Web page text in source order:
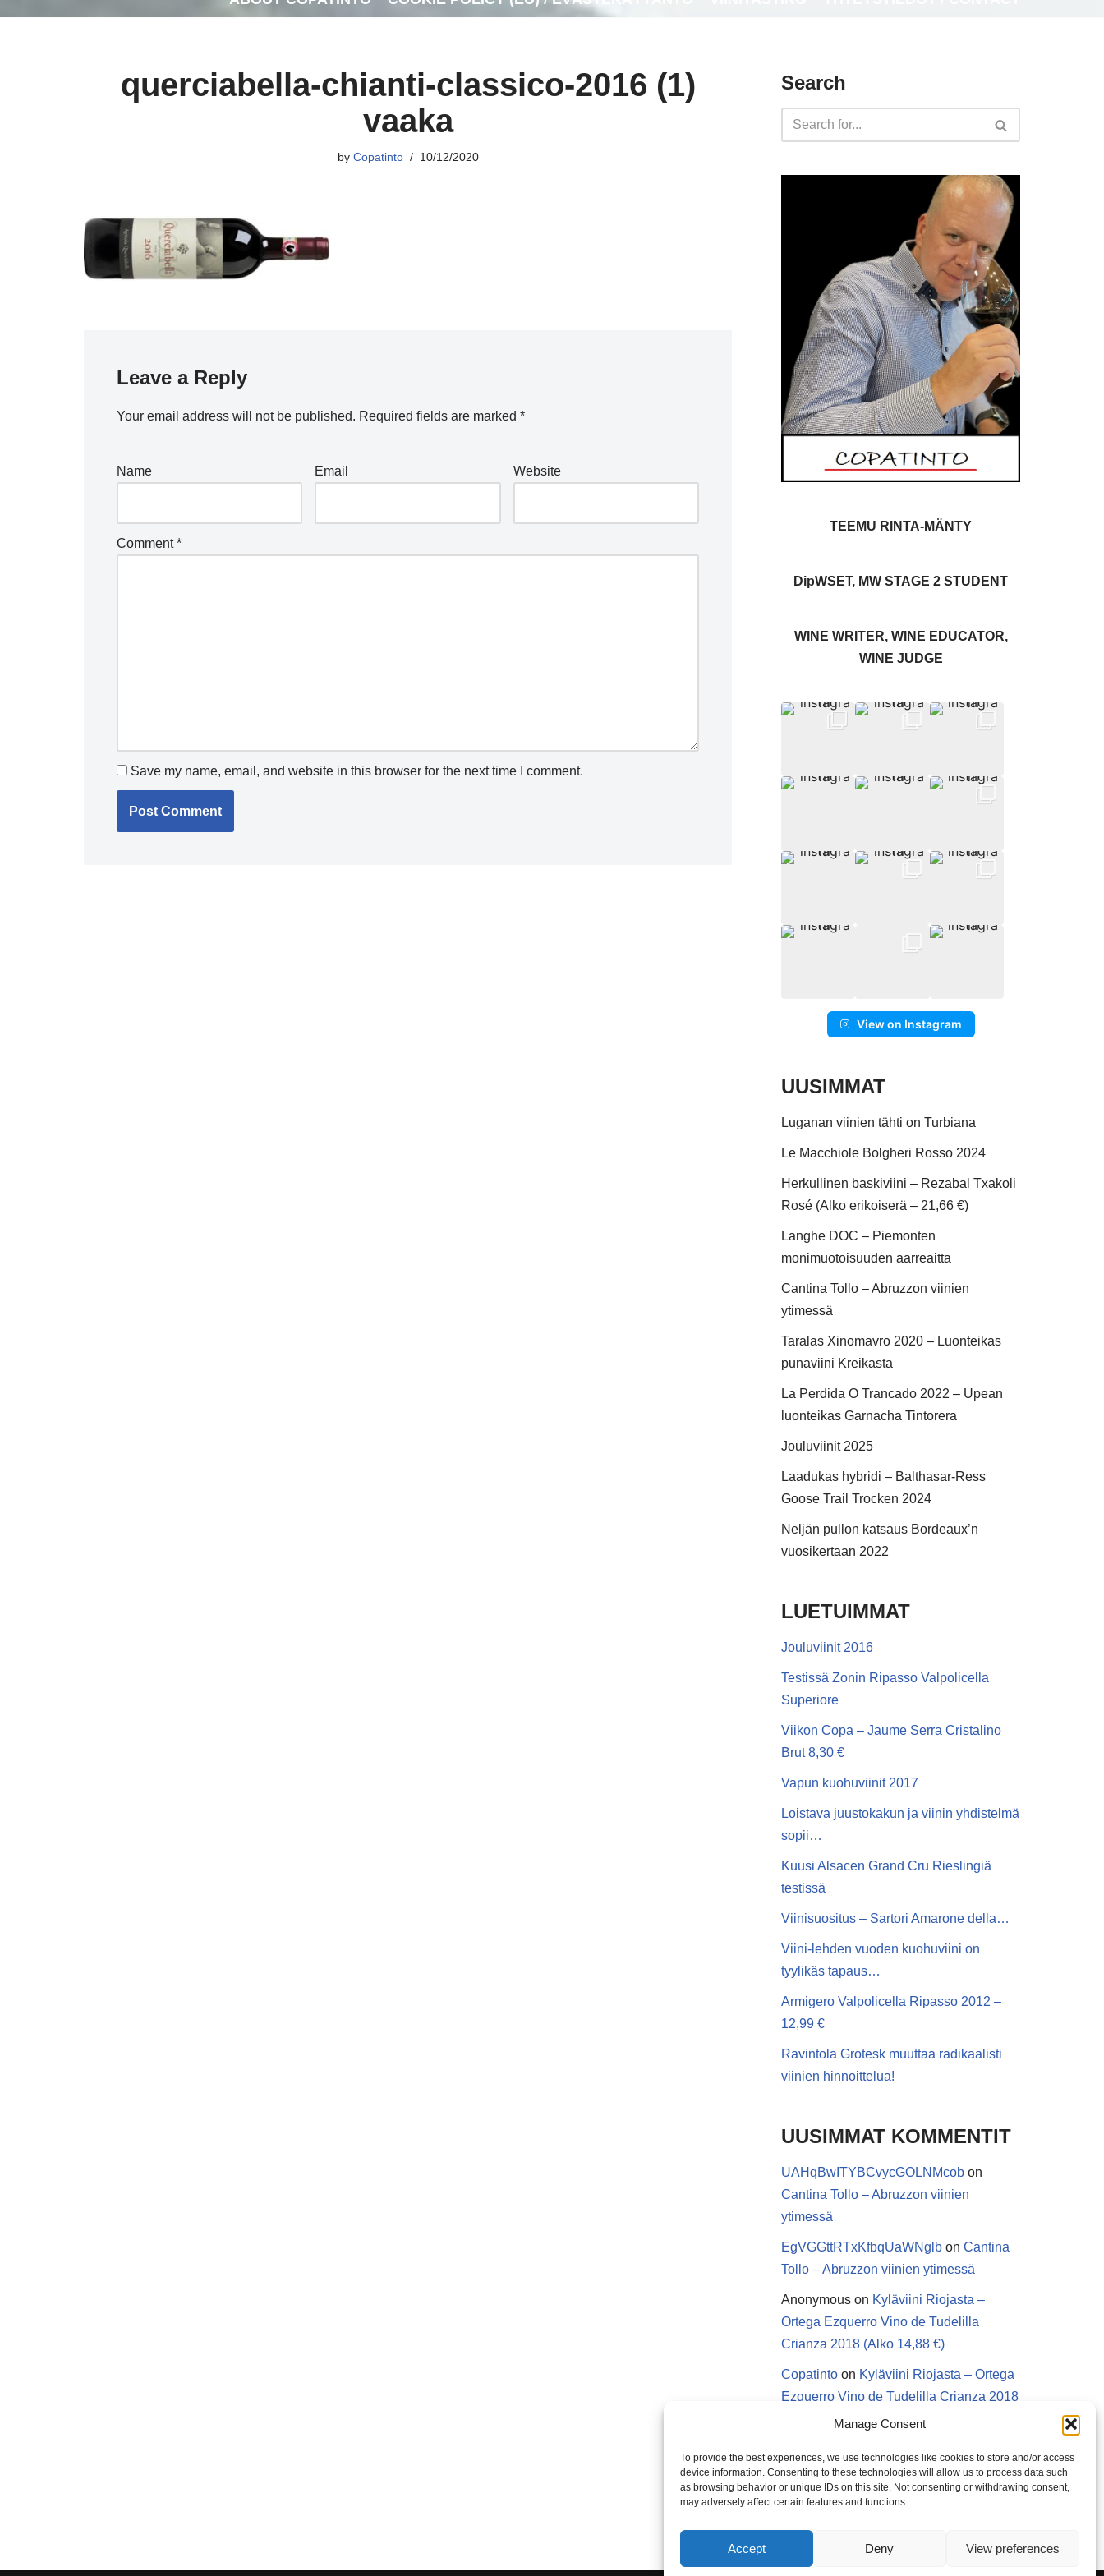
Manage Consent
To provide the best experiences, we use technologies like cookies to store and/or access
device information. Consenting to these technologies will allow us to process data such
as browsing behavior or unique IDs on this site. Not consenting or withdrawing consent,
may adversely affect certain features and functions.
Accept Deny View preferences
querciabella-chianti-classico-2016 (1)
vaaka
by Copatinto 10/12/2020
Leave a Reply
Your email address will not be published. Required fields are marked *
Name Email Website
Comment*
Save my name, email, and website in this browser for the next time I comment.
Search
TEEMU RINTA-MÄNTY
DipWSET, MW STAGE 2 STUDENT
WINE WRITER, WINE EDUCATOR,
WINE JUDGE
View on Instagram
UUSIMMAT
Luganan viinien tähti on Turbiana
Le Macchiole Bolgheri Rosso 2024
Herkullinen baskiviini – Rezabal Txakoli
Rosé (Alko erikoiserä – 21,66 €)
Langhe DOC – Piemonten
monimuotoisuuden aarreaitta
Cantina Tollo – Abruzzon viinien
ytimessä
Taralas Xinomavro 2020 – Luonteikas
punaviini Kreikasta
La Perdida O Trancado 2022 – Upean
luonteikas Garnacha Tintorera
Jouluviinit 2025
Laadukas hybridi – Balthasar-Ress
Goose Trail Trocken 2024
Neljän pullon katsaus Bordeaux’n
vuosikertaan 2022
LUETUIMMAT
Jouluviinit 2016
Testissä Zonin Ripasso Valpolicella
Superiore
Viikon Copa – Jaume Serra Cristalino
Brut 8,30 €
Vapun kuohuviinit 2017
Loistava juustokakun ja viinin yhdistelmä
sopii…
Kuusi Alsacen Grand Cru Rieslingiä
testissä
Viinisuositus – Sartori Amarone della…
Viini-lehden vuoden kuohuviini on
tyylikäs tapaus…
Armigero Valpolicella Ripasso 2012 –
12,99 €
Ravintola Grotesk muuttaa radikaalisti
viinien hinnoittelua!
UUSIMMAT KOMMENTIT
UAHqBwITYBCvycGOLNMcob on
Cantina Tollo – Abruzzon viinien
ytimessä
EgVGGttRTxKfbqUaWNglb on Cantina
Tollo – Abruzzon viinien ytimessä
Anonymous on Kyläviini Riojasta –
Ortega Ezquerro Vino de Tudelilla
Crianza 2018 (Alko 14,88 €)
Copatinto on Kyläviini Riojasta – Ortega
Ezquerro Vino de Tudelilla Crianza 2018
(Alko 14,88 €)
Riojasta – Ortega Ezquerro Vino de
Tudelilla Crianza 2018 (Alko 14,88 €)